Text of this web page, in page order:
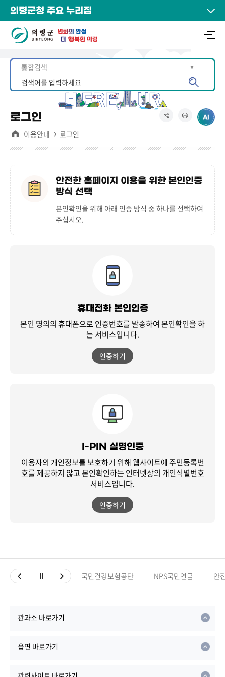
의령군청 주요 누리집
로그인
이용안내 로그인
안전한 홈페이지 이용을 위한 본인인증
방식 선택
본인확인을 위해 아래 인증 방식 중 하나를 선택하여
주십시오.
휴대전화 본인인증
본인 명의의 휴대폰으로 인증번호를 발송하여 본인확인을 하
는 서비스입니다.
인증하기
I-PIN 실명인증
이용자의 개인정보를 보호하기 위해 웹사이트에 주민등록번
호를 제공하지 않고본인확인하는 인터넷상의 개인식별번호
서비스입니다.
인증하기
국민건강보험공단 NPS국민연금 안
관과소 바로가기
읍면 바로가기